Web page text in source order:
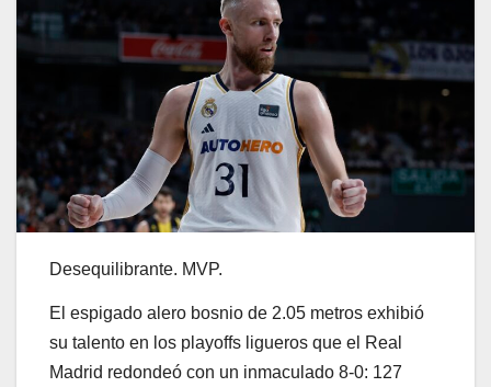
Desequilibrante. MVP.
El espigado alero bosnio de 2.05 metros exhibió
su talento en los playoffs ligueros que el Real
Madrid redondeó con un inmaculado 8-0: 127